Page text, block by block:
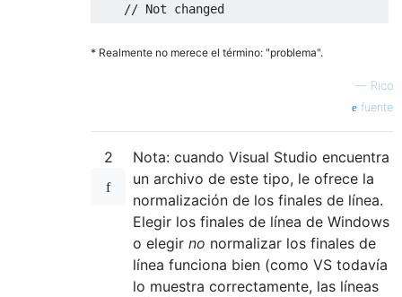
* Realmente no merece el término: "problema".
— Rico
fuente
2
Nota: cuando Visual Studio encuentra
un archivo de este tipo, le ofrece la
normalización de los finales de línea.
Elegir los finales de línea de Windows
o elegir no normalizar los finales de
línea funciona bien (como VS todavía
lo muestra correctamente, las líneas